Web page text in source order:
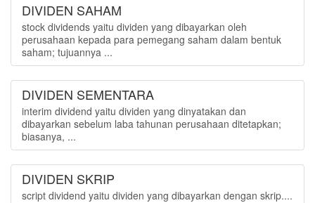
DIVIDEN SAHAM
stock dividends yaitu dividen yang dibayarkan oleh
perusahaan kepada para pemegang saham dalam bentuk
saham; tujuannya ...
DIVIDEN SEMENTARA
interim dividend yaitu dividen yang dinyatakan dan
dibayarkan sebelum laba tahunan perusahaan ditetapkan;
biasanya, ...
DIVIDEN SKRIP
script dividend yaitu dividen yang dibayarkan dengan skrip....